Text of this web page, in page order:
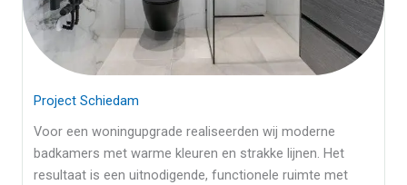
Project Schiedam
Voor een woningupgrade realiseerden wij moderne
badkamers met warme kleuren en strakke lijnen. Het
resultaat is een uitnodigende, functionele ruimte met